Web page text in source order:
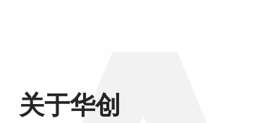
关于华创